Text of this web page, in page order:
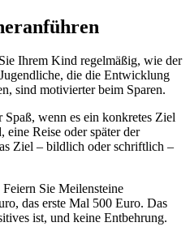
Ihrem Kind regelmäßig, wie der
die die Entwicklung
sind motivierter beim Sparen.
Spaß, wenn es ein konkretes Ziel
eine Reise oder später der
Ziel – bildlich oder schriftlich –
Feiern Sie Meilensteine
das erste Mal 500 Euro. Das
ist, und keine Entbehrung.